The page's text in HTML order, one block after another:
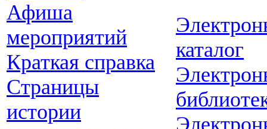
Афиша
мероприятий
Краткая справка
Страницы
истории
каталог